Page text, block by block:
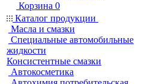
Корзина 0
Каталог продукции
Масла и смазки
Специальные автомобильные
жидкости
Консистентные смазки
Автокосметика